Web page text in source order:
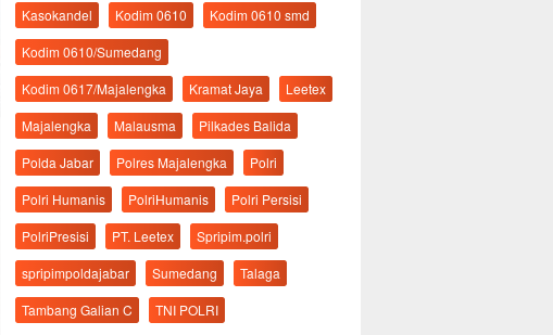
Kasokandel
Kodim 0610
Kodim 0610 smd
Kodim 0610/Sumedang
Kodim 0617/Majalengka
Kramat Jaya
Leetex
Majalengka
Malausma
Pilkades Balida
Polda Jabar
Polres Majalengka
Polri
Polri Humanis
PolriHumanis
Polri Persisi
PolriPresisi
PT. Leetex
Spripim.polri
spripimpoldajabar
Sumedang
Talaga
Tambang Galian C
TNI POLRI